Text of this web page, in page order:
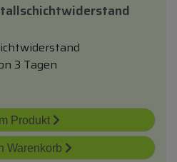
3 Tagen
Produkt
Warenkorb